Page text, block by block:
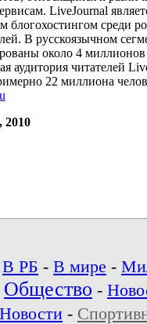
LiveJournal
блогохостингом среди
В русскоязычном
около 4
аудитория читателей
22 миллиона
2010
В РБ - В мире -
Общество -
Новости -